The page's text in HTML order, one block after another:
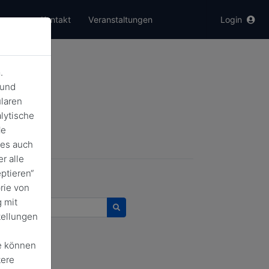
uns Kontakt Veranstaltungen Login
auch
alle
von
mit
können